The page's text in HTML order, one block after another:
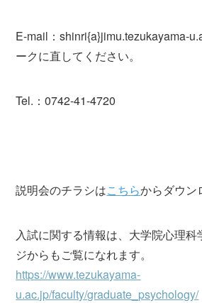
E-mail：shinri{a}jimu.tezukayama-
ークに直してください。
Tel.：0742-41-4720
説明会のチラシはこちらからダウン
入試に関する情報は、大学院心理
ジからもご覧になれます。
https://www.tezukayama-
u.ac.jp/faculty/graduate_psychology/